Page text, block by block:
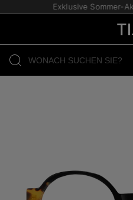
Exklusive Sommer-